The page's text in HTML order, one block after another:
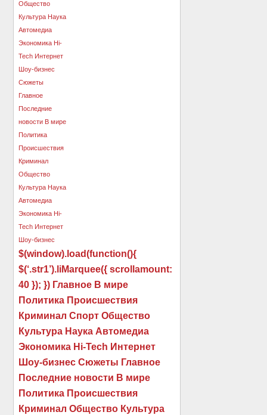
$(window).load(function(){
$(‘.str1’).liMarquee({ scrollamount:
40 }); }) Главное В мире
Политика Происшествия
Криминал Спорт Общество
Культура Наука Автомедиа
Экономика Hi-Tech Интернет
Шоу-бизнес Сюжеты Главное
Последние новости В мире
Политика Происшествия
Криминал Общество Культура